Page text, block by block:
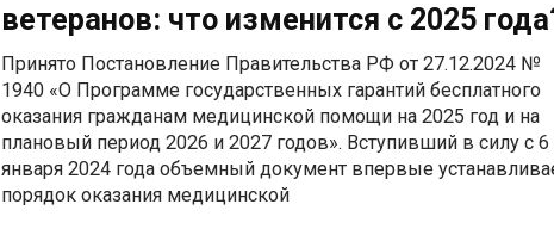
ветеранов: что изменится с 2025
Принято Постановление Правительства РФ от 27.12.2024 №
1940 «О Программе государственных гарантий бесплатного
оказания гражданам медицинской помощи на 2025 год и на
плановый период 2026 и 2027 годов». Вступивший в силу с 6
января 2024 года объемный документ впервые
порядок оказания медицинской